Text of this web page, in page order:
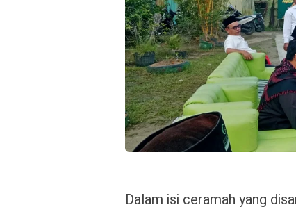
Dalam isi ceramah yang